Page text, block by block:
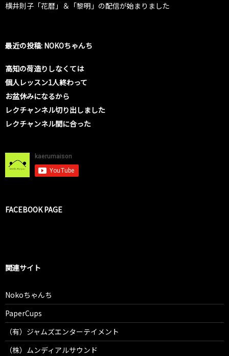
横井則子「花暦」＆「黎明」の配信が始まりました
最近の投稿: NOKOちゃんち
高知の荷造りしなくては
個人レッスン1人終わって
お盆休みになるから
レクチャンネル切り出しました
レクチャンネル間に合った
FACEBOOK PAGE
関連サイト
Nokoちゃんち
PaperCups
（有）ジャムズエンターテイメント
（株）ムンディアルサウンド